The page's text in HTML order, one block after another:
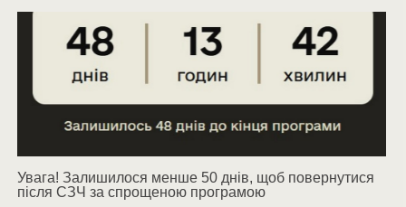
Увага! Залишилося менше 50 днів, щоб повернутися
після СЗЧ за спрощеною програмою